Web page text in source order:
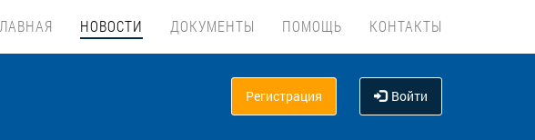
НОВОСТИ ДОКУМЕНТЫ ПОМОЩЬ КОНТАКТЫ
Регистрация Войти